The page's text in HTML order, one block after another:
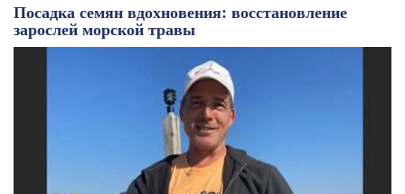
Посадка семян вдохновения: восстановление
зарослей морской травы